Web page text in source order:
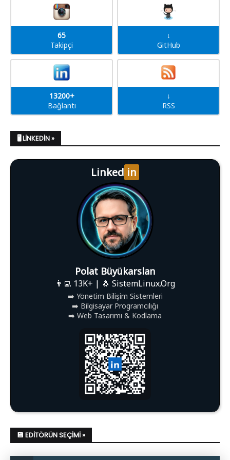
65
Takipçi
↓
GitHub
13200+
Bağlantı
↓
RSS
🖥️ LINKEDIN »
Linked in
Polat Büyükarslan
👨‍💻 13K+ | 🐧 SistemLinux.Org
➡️ Yönetim Bilişim Sistemleri
➡️ Bilgisayar Programcılığı
➡️ Web Tasarımı & Kodlama
💾 EDITÖRÜN SEÇIMI »